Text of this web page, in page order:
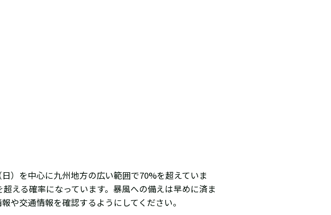
）を中心に九州地方の広い範囲で70%を超えていま
える確率になっています。暴風への備えは早めに済ま
や交通情報を確認するようにしてください。